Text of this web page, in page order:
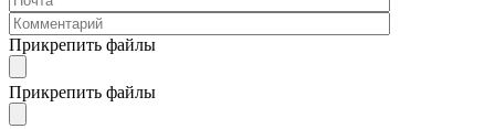
Прикрепить файлы
Прикрепить файлы